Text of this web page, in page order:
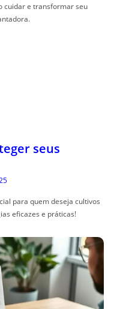
cuidar e transformar seu
seus
para quem deseja cultivos
eficazes e práticas!